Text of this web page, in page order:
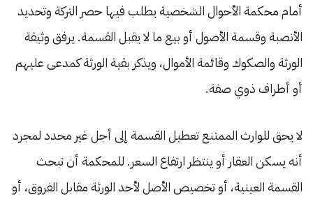
أمام محكمة الأحوال الشخصية يطلب فيها حصر التركة وتحديد
الأنصبة وقسمة الأصول أو بيع ما لا يقبل القسمة. يرفق وثيقة
الورثة والصكوك وقائمة الأموال، ويذكر بقية الورثة كمدعى عليهم
أو أطراف ذوي صفة.
لا يحق للوارث الممتنع تعطيل القسمة إلى أجل غير محدد لمجرد
أنه يسكن العقار أو ينتظر ارتفاع السعر. للمحكمة أن تبحث
القسمة العينية، أو تخصيص الأصل لأحد الورثة مقابل الفروق، أو